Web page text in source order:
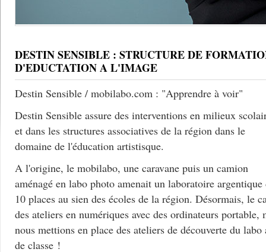
DESTIN SENSIBLE : STRUCTURE DE
D'EDUCTATION A L'IMAGE
Destin Sensible / mobilabo.com : "Apprendre à voir"
Destin Sensible assure des interventions en milieux
et dans les structures associatives de la région dans le
domaine de l'éducation artistisque.
A l'origine, le mobilabo, une caravane puis un camion
aménagé en labo photo amenait un laboratoire argentique
10 places au sien des écoles de la région. Désormais, le
des ateliers en numériques avec des ordinateurs
nous mettions en place des ateliers de découverte du labo
de classe !